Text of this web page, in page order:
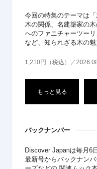
今回の特集のテーマは
木の関係、名建築家の
へのファニチャーツー
など、知られざる木の魅
1,210円（税込）／
もっと見る
バックナンバー
Discover Japanは毎月6
最新号からバックナン